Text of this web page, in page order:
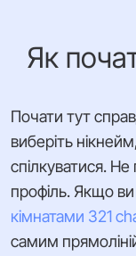
Як
Почати тут
виберіть
спілкуватися. Не
профіль. Якщо
кімнатами 321
самим